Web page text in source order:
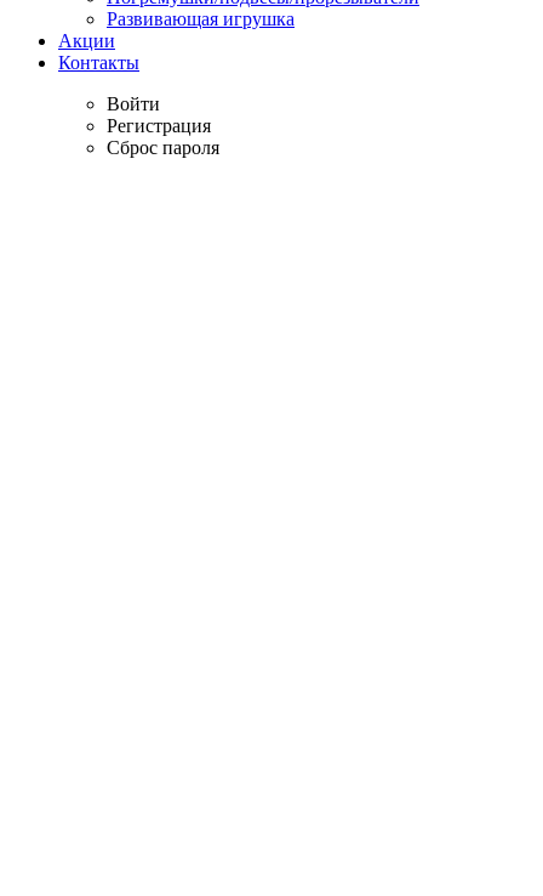
Развивающая игрушка
Акции
Контакты
Войти
Регистрация
Сброс пароля